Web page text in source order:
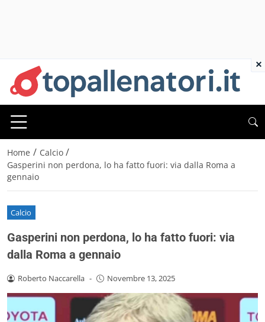
Home / Calcio /
Gasperini non perdona, lo ha fatto fuori: via dalla Roma a
gennaio
Calcio
Gasperini non perdona, lo ha fatto fuori: via
dalla Roma a gennaio
Roberto Naccarella - Novembre 13, 2025
×